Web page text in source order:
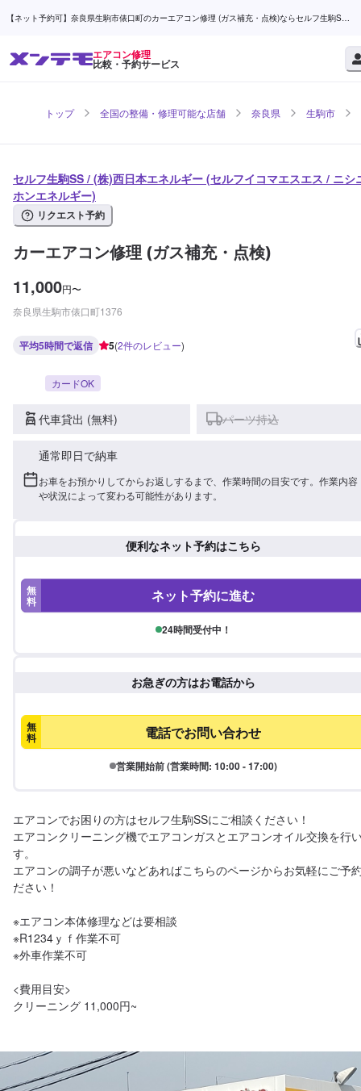
【ネット予約可】奈良県生駒市俵口町のカーエアコン修理 (ガス補充・点検)ならセルフ生駒SS /
エアコン修理
比較・予約サービス
トップ 全国の整備・修理可能な店舗 奈良県 生駒市
セルフ生駒SS / (株)西日本エネルギー (セルフイコマエスエス / ニシ
ホンエネルギー)
リクエスト予約
カーエアコン修理 (ガス補充・点検)
11,000円〜
奈良県生駒市俵口町1376
平均5時間で返信 5(2件のレビュー)
カードOK
代車貸出 (無料) パーツ持込
通常即日で納車
お車をお預かりしてからお返しするまで、作業時間の目安です。作業内容
や状況によって変わる可能性があります。
便利なネット予約はこちら
無
料 ネット予約に進む
24時間受付中！
お急ぎの方はお電話から
無
料 電話でお問い合わせ
営業開始前 (営業時間: 10:00 - 17:00)
エアコンでお困りの方はセルフ生駒SSにご相談ください！
エアコンクリーニング機でエアコンガスとエアコンオイル交換を行
す。
エアコンの調子が悪いなどあればこちらのページからお気軽にご予
ださい！
※エアコン本体修理などは要相談
※R1234ｙｆ作業不可
※外車作業不可
<費用目安>
クリーニング 11,000円~